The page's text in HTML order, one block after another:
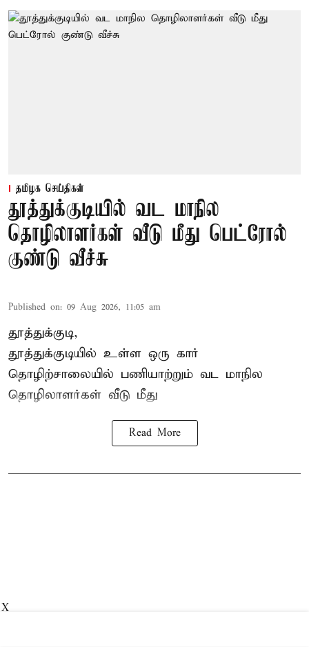
தமிழக செய்திகள்
தூத்துக்குடியில் வட மாநில
தொழிலாளர்கள் வீடு மீது பெட்ரோல்
குண்டு வீச்சு
Published on: 09 Aug 2026, 11:05 am
தூத்துக்குடி,
தூத்துக்குடியில் உள்ள ஒரு கார்
தொழிற்சாலையில் பணியாற்றும் வட மாநில
தொழிலாளர்கள் வீடு மீது
Read More
X